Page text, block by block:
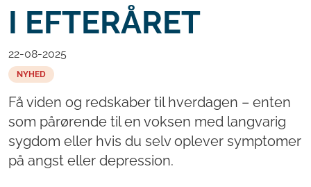
I EFTERÅRET
22-08-2025
NYHED
Få viden og redskaber til hverdagen – enten
som pårørende til en voksen med langvarig
sygdom eller hvis du selv oplever symptomer
på angst eller depression.